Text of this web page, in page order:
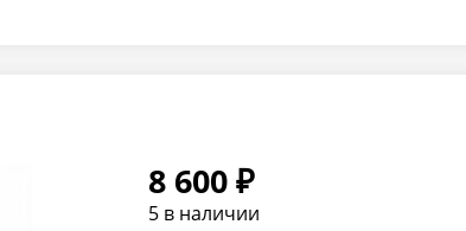
8 600 ₽
5 в наличии